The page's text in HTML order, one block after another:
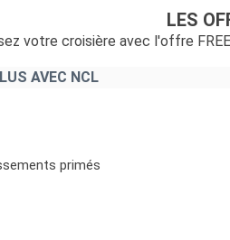
LES
votre croisière avec l'offre
AVEC NCL
primés